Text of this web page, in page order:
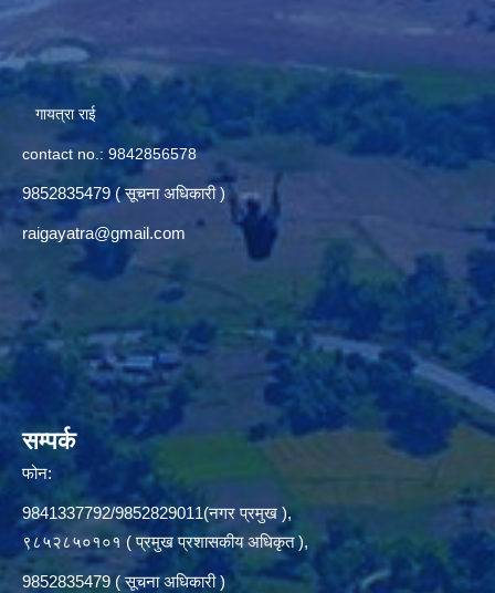
गायत्रा राई
contact no.: 9842856578
9852835479 ( सूचना अधिकारी )
raigayatra@gmail.com
सम्पर्क
फोन:
9841337792/9852829011(नगर प्रमुख ),
९८५२८५०१०१ ( प्रमुख प्रशासकीय अधिकृत ),
9852835479 ( सूचना अधिकारी )